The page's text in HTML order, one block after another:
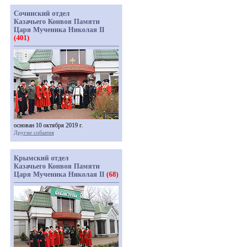
Сочинский отдел
Казачьего Конвоя Памяти
Царя Мученика Николая II
(401)
основан 10 октября 2019 г.
Другие события
Крымский отдел
Казачьего Конвоя Памяти
Царя Мученика Николая II (68)